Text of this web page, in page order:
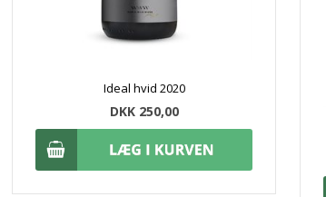
Ideal hvid 2020
DKK 250,00